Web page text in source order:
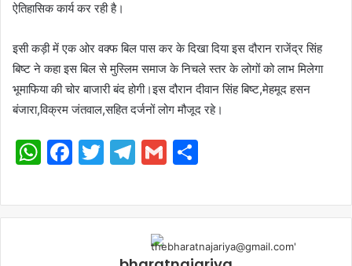
ऐतिहासिक कार्य कर रही है।
इसी कड़ी में एक ओर वक्फ बिल पास कर के दिखा दिया इस दौरान राजेंद्र सिंह
बिष्ट ने कहा इस बिल से मुस्लिम समाज के निचले स्तर के लोगों को लाभ मिलेगा
भूमाफिया की चोर बाजारी बंद होगी।इस दौरान दीवान सिंह बिष्ट,मेहमूद हसन
बंजारा,विक्रम जंतवाल,सहित दर्जनों लोग मौजूद रहे।
WhatsApp
Facebook
Twitter
Telegram
Gmail